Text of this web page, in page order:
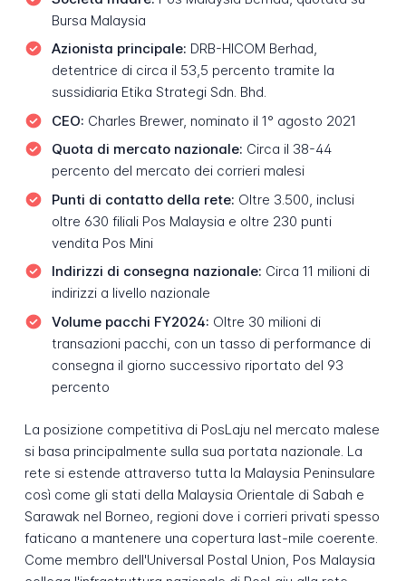
Bursa Malaysia
Azionista principale: DRB-HICOM Berhad,
detentrice di circa il 53,5 percento tramite la
sussidiaria Etika Strategi Sdn. Bhd.
CEO: Charles Brewer, nominato il 1° agosto 2021
Quota di mercato nazionale: Circa il 38-44
percento del mercato dei corrieri malesi
Punti di contatto della rete: Oltre 3.500, inclusi
oltre 630 filiali Pos Malaysia e oltre 230 punti
vendita Pos Mini
Indirizzi di consegna nazionale: Circa 11 milioni di
indirizzi a livello nazionale
Volume pacchi FY2024: Oltre 30 milioni di
transazioni pacchi, con un tasso di performance di
consegna il giorno successivo riportato del 93
percento
La posizione competitiva di PosLaju nel mercato malese
si basa principalmente sulla sua portata nazionale. La
rete si estende attraverso tutta la Malaysia Peninsulare
così come gli stati della Malaysia Orientale di Sabah e
Sarawak nel Borneo, regioni dove i corrieri privati spesso
faticano a mantenere una copertura last-mile coerente.
Come membro dell'Universal Postal Union, Pos Malaysia